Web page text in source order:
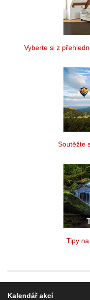
Vyberte si z
Soutěžte
Tipy
Kalendář akcí